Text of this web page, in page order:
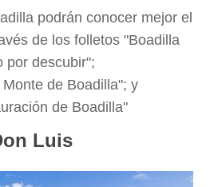
podrán conocer mejor el
de los folletos "Boadilla
por descubir";
de Boadilla"; y
de Boadilla"
Luis